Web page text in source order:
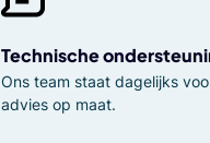
Technische
Ons team staat dagelijks
advies op maat.